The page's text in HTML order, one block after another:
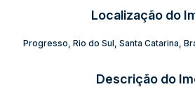
Localização do
Progresso, Rio do Sul, Santa Catarina,
Descrição do